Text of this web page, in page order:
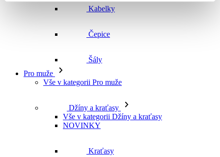
Kabelky
Čepice
Šály
Pro muže
Vše v kategorii Pro muže
Džíny a kraťasy
Vše v kategorii Džíny a kraťasy
NOVINKY
Kraťasy